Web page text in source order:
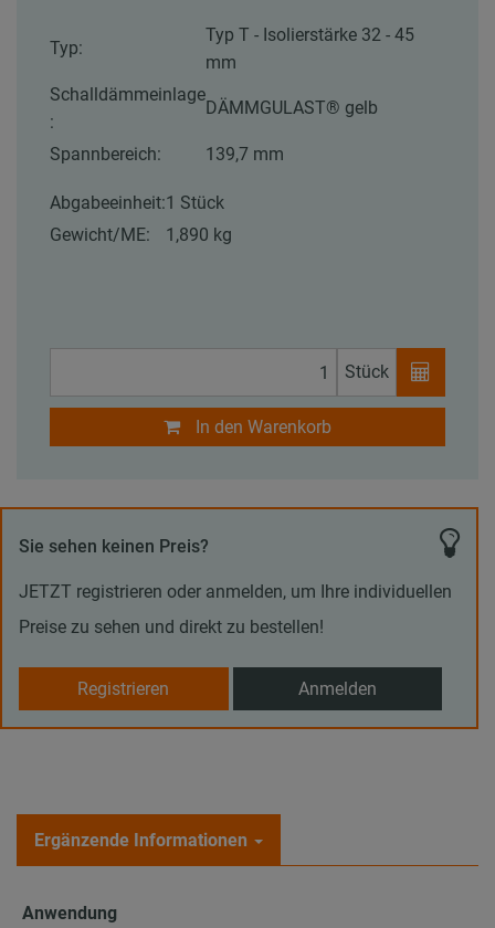
Typ:
Typ T - Isolierstärke 32 - 45
mm
Schalldämmeinlage
:
DÄMMGULAST® gelb
Spannbereich: 139,7 mm
Abgabeeinheit:1 Stück
Gewicht/ME:
1,890 kg
Stück
In den Warenkorb
Sie sehen keinen Preis?
JETZT registrieren oder anmelden, um Ihre individuellen
Preise zu sehen und direkt zu bestellen!
Registrieren Anmelden
Ergänzende Informationen
Anwendung